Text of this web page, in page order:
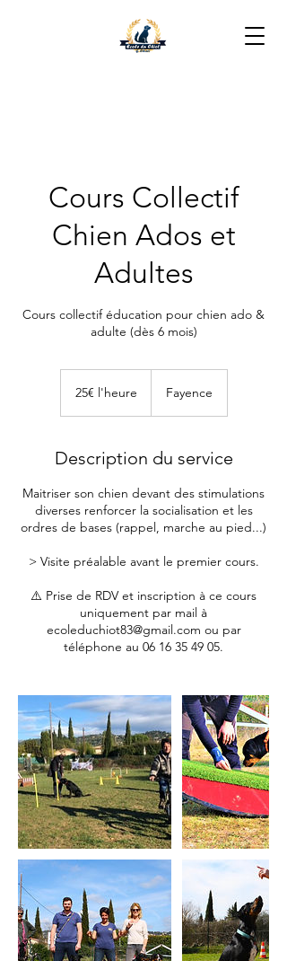
Cours Collectif
Chien Ados et
Adultes
Cours collectif éducation pour chien ado &
adulte (dès 6 mois)
25€ l'heure Fayence
Description du service
Maitriser son chien devant des stimulations
diverses renforcer la socialisation et les
ordres de bases (rappel, marche au pied...)
> Visite préalable avant le premier cours.
⚠️ Prise de RDV et inscription à ce cours
uniquement par mail à
ecoleduchiot83@gmail.com ou par
téléphone au 06 16 35 49 05.